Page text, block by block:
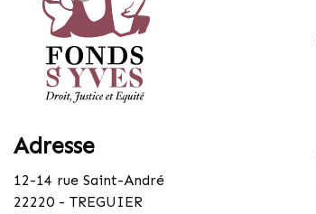
Adresse
12-14 rue Saint-André
22220 - TREGUIER